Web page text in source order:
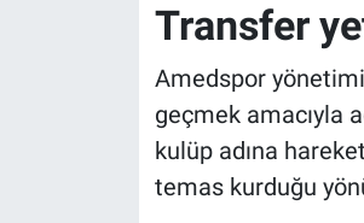
Transfer
Amedspor
geçmek amacıyla
kulüp adına
temas kurduğu